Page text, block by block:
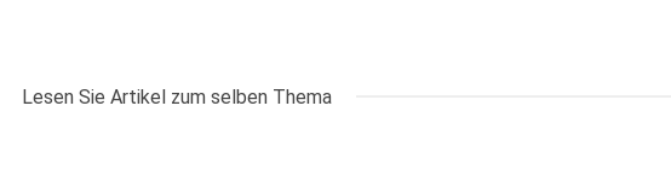
Lesen Sie Artikel zum selben Thema